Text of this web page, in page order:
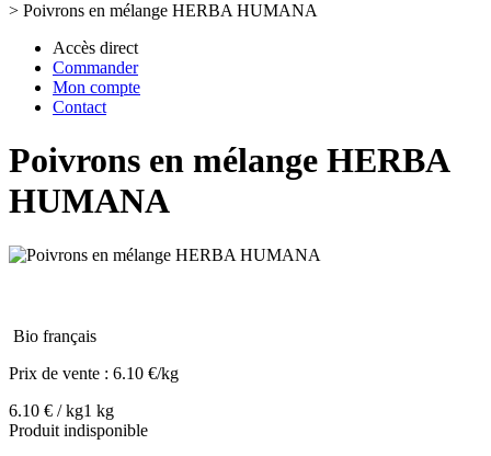
> Poivrons en mélange HERBA HUMANA
Accès direct
Commander
Mon compte
Contact
Poivrons en mélange HERBA
HUMANA
Bio français
Prix de vente : 6.10 €/kg
6.10 € / kg1 kg
Produit indisponible